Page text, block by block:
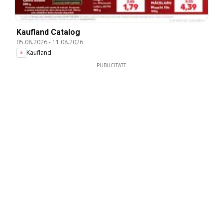
Kaufland Catalog
05.08.2026- 11.08.2026
Kaufland
PUBLICITATE